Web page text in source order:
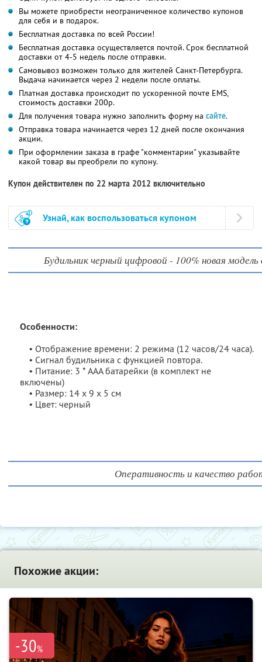
Вы можете приобрести неограниченное количество купонов
для себя и в подарок.
Бесплатная доставка по всей России!
Бесплатная доставка осуществляется почтой. Срок бесплатной
доставки от 4-5 недель после отправки.
Самовывоз возможен только для жителей Санкт-Петербурга.
Выдача начинается через 2 недели после оплаты.
Платная доставка происходит по ускоренной почте EMS,
стоимость доставки 200р.
Для получения товара нужно заполнить форму на сайте.
Отправка товара начинается через 12 дней после окончания
акции.
При оформлении заказа в графе "комментарии" указывайте
какой товар вы преобрели по купону.
Купон действителен по 22 марта 2012 включительно
Узнай, как воспользоваться купоном
Будильник черный цифровой - 100% новая
Особенности:
• Отображение времени: 2 режима (12 часов/24 часа).
• Сигнал будильника с функцией повтора.
• Питание: 3 * AAA батарейки (в комплект не
включены)
• Размер: 14 х 9 х 5 см
• Цвет: черный
Оперативность и качество
Похожие акции:
-30%